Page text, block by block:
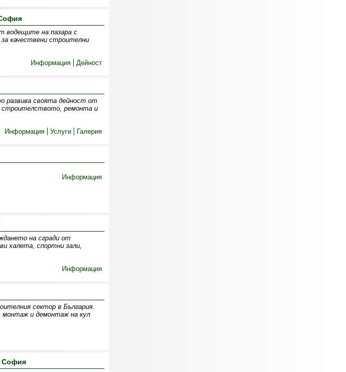
водещите на пазара с
качествени строителни
Информация
Дейност
развива своята дейност от
строителството, ремонта и
Информация
Услуги Галерия
Информация
на сгради от
халета, спортни зали,
Информация
сектор в България.
монтаж и демонтаж на кул
София